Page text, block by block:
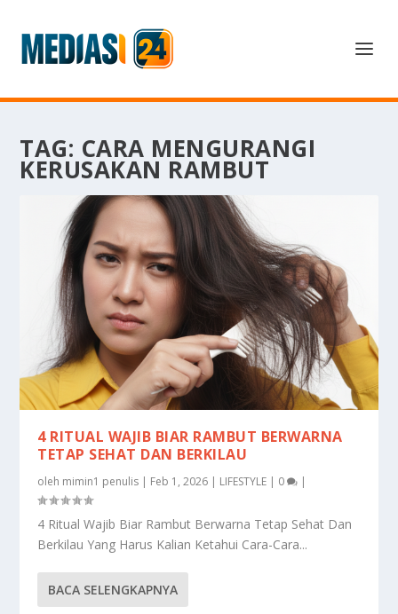
TAG: CARA MENGURANGI
KERUSAKAN RAMBUT
4 RITUAL WAJIB BIAR RAMBUT BERWARNA
TETAP SEHAT DAN BERKILAU
oleh mimin1 penulis | Feb 1, 2026 | LIFESTYLE | 0 |
4 Ritual Wajib Biar Rambut Berwarna Tetap Sehat Dan
Berkilau Yang Harus Kalian Ketahui Cara-Cara...
BACA SELENGKAPNYA